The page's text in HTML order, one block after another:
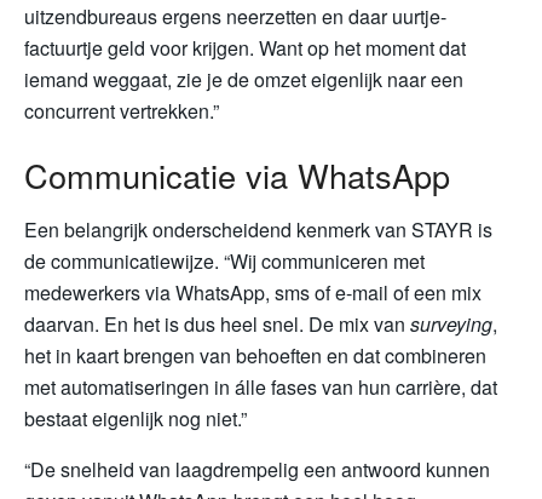
uitzendbureaus ergens neerzetten en daar uurtje-
factuurtje geld voor krijgen. Want op het moment dat
iemand weggaat, zie je de omzet eigenlijk naar een
concurrent vertrekken.”
Communicatie via WhatsApp
Een belangrijk onderscheidend kenmerk van STAYR is
de communicatiewijze. “Wij communiceren met
medewerkers via WhatsApp, sms of e-mail of een mix
daarvan. En het is dus heel snel. De mix van surveying,
het in kaart brengen van behoeften en dat combineren
met automatiseringen in álle fases van hun carrière, dat
bestaat eigenlijk nog niet.”
“De snelheid van laagdrempelig een antwoord kunnen